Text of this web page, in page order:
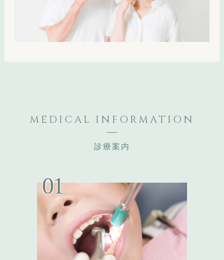
MEDICAL INFORMATION
診療案内